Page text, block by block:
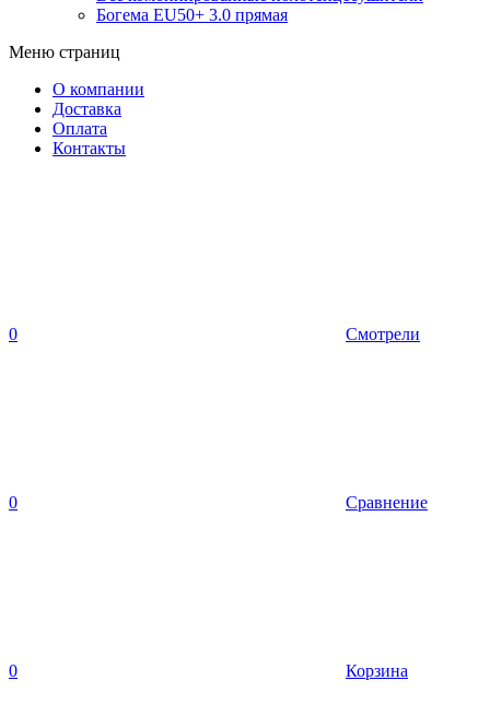
Богема EU50+ 3.0 прямая
Меню страниц
О компании
Доставка
Оплата
Контакты
0 Смотрели
0 Сравнение
0 Корзина